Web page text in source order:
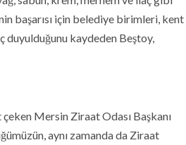
başarısı için belediye birimleri, kent
duyulduğunu kaydeden Beştoy,
Mersin Ziraat Odası Başkanı
aynı zamanda da Ziraat